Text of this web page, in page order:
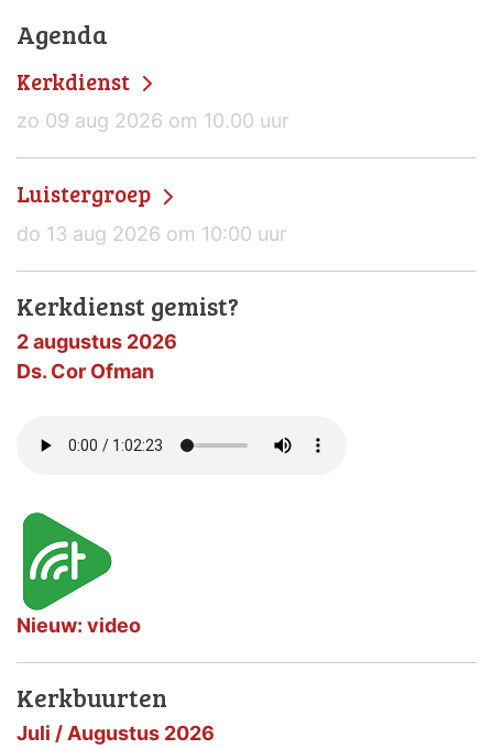
Agenda
Kerkdienst
zo 09 aug 2026 om 10.00 uur
Luistergroep
do 13 aug 2026 om 10:00 uur
Kerkdienst gemist?
2 augustus 2026
Ds. Cor Ofman
Nieuw: video
Kerkbuurten
Juli / Augustus 2026